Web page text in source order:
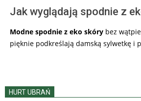
Jak wyglądają spodnie z
Modne spodnie z eko skóry bez
pięknie podkreślają damską sylwetkę i
HURT UBRAŃ